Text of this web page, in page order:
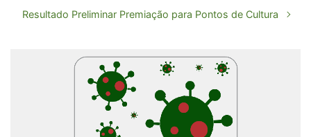
Resultado Preliminar Premiação para Pontos de Cultura